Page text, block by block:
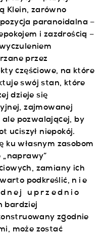
Klein, zarówno
paranoidalna –
i zazdrością –
przez
częściowe, na które
swój stan, które
dzieje się
zajmowanej
pozwalającej, by
uciszył niepokój.
ku własnym zasobom
„naprawy”
zamiany ich
podkreślić, nie
uprzednio
bardziej
zgodnie
może zostać